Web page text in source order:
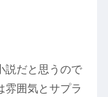
説だと思うので
雰囲気とサプラ